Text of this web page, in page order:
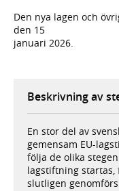
Den nya lagen och
den 15
januari 2026.
Beskrivning av
En stor del av
gemensam EU-
följa de olika
lagstiftning startas,
slutligen